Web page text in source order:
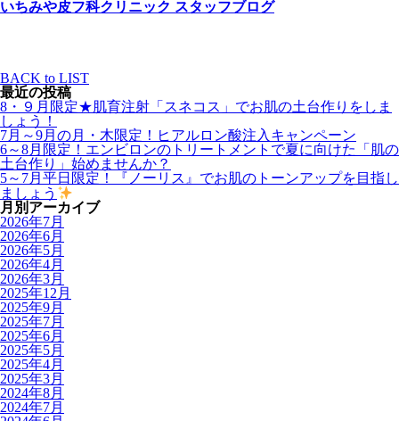
いちみや皮フ科クリニック スタッフブログ
BACK to LIST
最近の投稿
8・９月限定★肌育注射「スネコス」でお肌の土台作りをしま
しょう！
7月～9月の月・木限定！ヒアルロン酸注入キャンペーン
6～8月限定！エンビロンのトリートメントで夏に向けた「肌の
土台作り」始めませんか？
5～7月平日限定！『ノーリス』でお肌のトーンアップを目指し
ましょう
月別アーカイブ
2026年7月
2026年6月
2026年5月
2026年4月
2026年3月
2025年12月
2025年9月
2025年7月
2025年6月
2025年5月
2025年4月
2025年3月
2024年8月
2024年7月